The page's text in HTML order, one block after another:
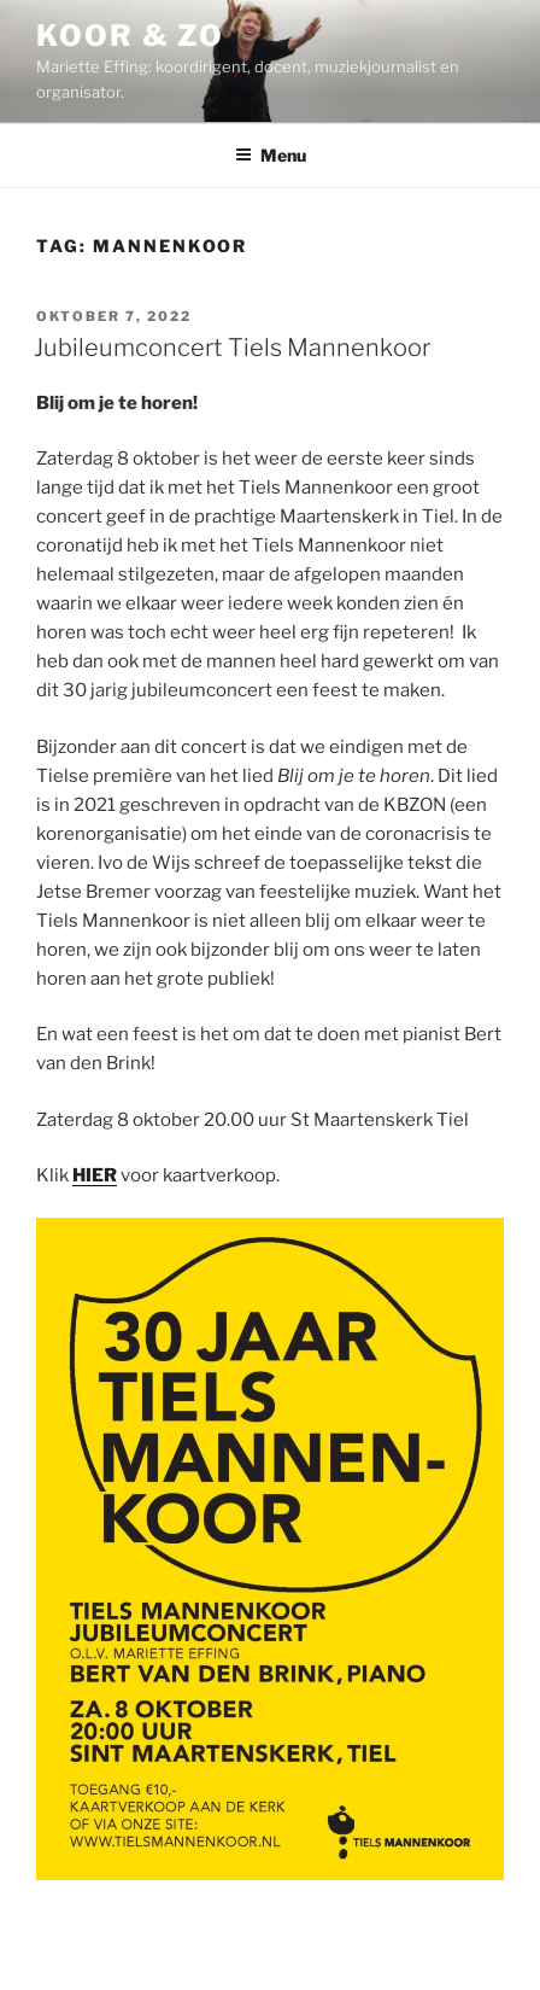
inhoud
KOOR & ZO
Mariette Effing: koordirigent, docent, muziekjournalist en
organisator.
Menu
TAG: MANNENKOOR
GEPLAATST
OP
OKTOBER 7, 2022
Jubileumconcert Tiels Mannenkoor
Blij om je te horen!
Zaterdag 8 oktober is het weer de eerste keer sinds
lange tijd dat ik met het Tiels Mannenkoor een groot
concert geef in de prachtige Maartenskerk in Tiel. In de
coronatijd heb ik met het Tiels Mannenkoor niet
helemaal stilgezeten, maar de afgelopen maanden
waarin we elkaar weer iedere week konden zien én
horen was toch echt weer heel erg fijn repeteren! Ik
heb dan ook met de mannen heel hard gewerkt om van
dit 30 jarig jubileumconcert een feest te maken.
Bijzonder aan dit concert is dat we eindigen met de
Tielse première van het lied Blij om je te horen. Dit lied
is in 2021 geschreven in opdracht van de KBZON (een
korenorganisatie) om het einde van de coronacrisis te
vieren. Ivo de Wijs schreef de toepasselijke tekst die
Jetse Bremer voorzag van feestelijke muziek. Want het
Tiels Mannenkoor is niet alleen blij om elkaar weer te
horen, we zijn ook bijzonder blij om ons weer te laten
horen aan het grote publiek!
En wat een feest is het om dat te doen met pianist Bert
van den Brink!
Zaterdag 8 oktober 20.00 uur St Maartenskerk Tiel
Klik HIERvoor kaartverkoop.